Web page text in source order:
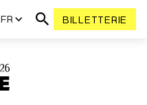
FR BILLETTERIE